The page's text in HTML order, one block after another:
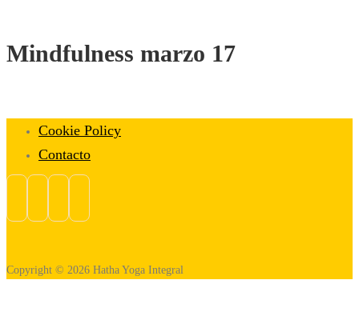
Mindfulness marzo 17
Cookie Policy
Contacto
Copyright © 2026 Hatha Yoga Integral